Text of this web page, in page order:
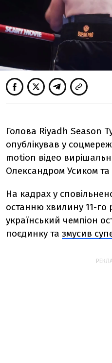
Голова Riyadh Season
опублікував у
motion відео
Олександром Усиком
На кадрах у
останню хвилину 11-го
український чемпіон
поєдинку та змусив